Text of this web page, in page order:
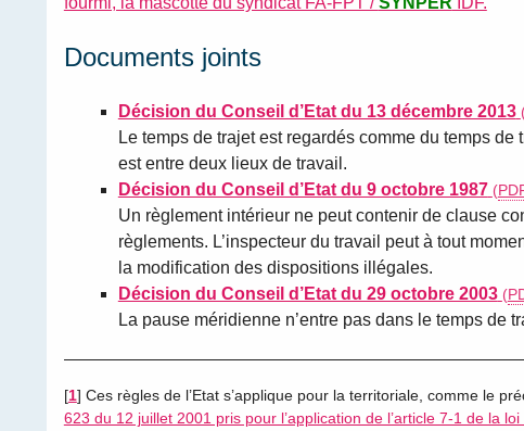
Documents joints
Décision du Conseil d’Etat du 13 décembre 2013
Le temps de trajet est regardés comme du temps de
est entre deux lieux de travail.
Décision du Conseil d’Etat du 9 octobre 1987 (
Un règlement intérieur ne peut contenir de clause
règlements. L’inspecteur du travail peut à tout
la modification des dispositions illégales.
Décision du Conseil d’Etat du 29 octobre 2003 (
La pause méridienne n’entre pas dans le temps de
[1] Ces règles de l’Etat s’applique pour la territoriale, comme le
623 du 12 juillet 2001 pris pour l’application de l’article 7-1 de la